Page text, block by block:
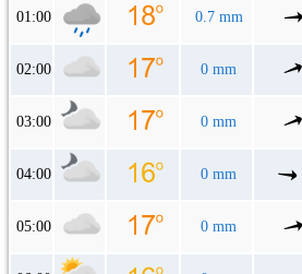
01:00 0.7 mm
02:00 0 mm
03:00 0 mm
04:00 0 mm
05:00 0 mm